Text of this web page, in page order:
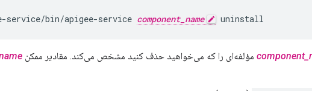
service/bin/apigee-service component_name uninstall
مؤلفه‌ای را که می‌خواهید حذف کنید مشخص می‌کند. مقادیر ممکن